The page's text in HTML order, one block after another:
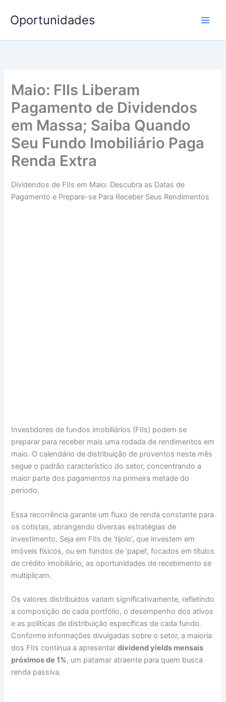
para
conteúdo
Oportunidades
Maio: FIIs Liberam
Pagamento de Dividendos
em Massa; Saiba Quando
Seu Fundo Imobiliário Paga
Renda Extra
Dividendos de FIIs em Maio: Descubra as Datas de
Pagamento e Prepare-se Para Receber Seus Rendimentos
Investidores de fundos imobiliários (FIIs) podem se
preparar para receber mais uma rodada de rendimentos em
maio. O calendário de distribuição de proventos neste mês
segue o padrão característico do setor, concentrando a
maior parte dos pagamentos na primeira metade do
período.
Essa recorrência garante um fluxo de renda constante para
os cotistas, abrangendo diversas estratégias de
investimento. Seja em FIIs de ‘tijolo’, que investem em
imóveis físicos, ou em fundos de ‘papel’, focados em títulos
de crédito imobiliário, as oportunidades de recebimento se
multiplicam.
Os valores distribuídos variam significativamente, refletindo
a composição de cada portfólio, o desempenho dos ativos
e as políticas de distribuição específicas de cada fundo.
Conforme informações divulgadas sobre o setor, a maioria
dos FIIs continua a apresentardividend yields mensais
próximos de 1%, um patamar atraente para quem busca
renda passiva.